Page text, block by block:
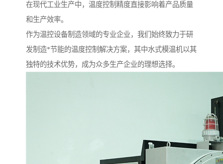
在现代工业生产中，温度控制精度直接影响着产品质量
和生产效率。
作为温控设备制造领域的专业企业，我们始终致力于研
发制造*节能的温度控制解决方案，其中水式模温机以其
独特的技术优势，成为众多生产企业的理想选择。